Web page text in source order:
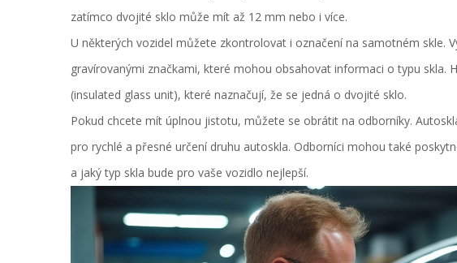
zatímco dvojité sklo může mít až 12 mm nebo i více.
U některých vozidel můžete zkontrolovat i označení na samotném skle.
gravírovanými značkami, které mohou obsahovat informaci o typu skla.
(insulated glass unit), které naznačují, že se jedná o dvojité sklo.
Pokud chcete mít úplnou jistotu, můžete se obrátit na odborníky.
pro rychlé a přesné určení druhu autoskla. Odborníci mohou také
a jaký typ skla bude pro vaše vozidlo nejlepší.